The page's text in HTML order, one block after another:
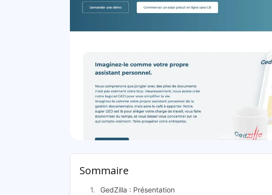
GedZilla: présentation
Sommaire
GedZilla : Présentation